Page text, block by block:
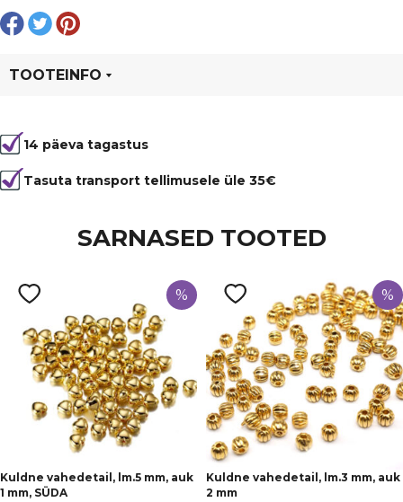
mm,
ava
mm
TOOTEINFO
Kuju
ümmargune
14 päeva tagastus
Tasuta transport tellimusele üle 35€
SARNASED TOOTED
%
Kuldne vahedetail, lm.5 mm, auk
1 mm, SÜDA
%
Kuldne vahedetail, lm.3 mm, auk
2 mm